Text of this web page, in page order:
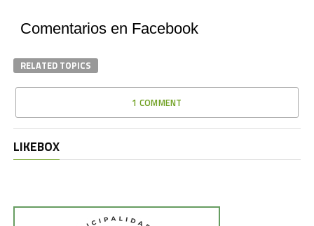
Comentarios en Facebook
RELATED TOPICS
1 COMMENT
LIKEBOX